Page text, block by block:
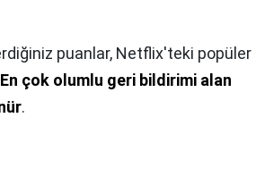
puanlar, Netflix'teki popüler
En çok olumlu geri bildirimi alan
.